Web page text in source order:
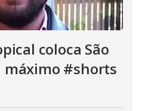
coloca São
máximo #shorts